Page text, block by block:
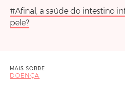
#Afinal, a saúde do intestino
pele?
MAIS SOBRE
DOENÇA